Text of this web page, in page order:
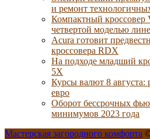
и ремонт
Компактный кроссовер
четвертой моделью
Acura готовит
кроссовера RDX
На подходе младший
5X
Курсы валют 8 августа:
евро
Оборот бессрочных
минимумов 2023 года
Мастерская загородного комфорта